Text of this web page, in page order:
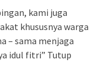
kami juga
khususnya warga
– sama menjaga
idul fitri” Tutup